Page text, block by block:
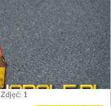
Zdjęć: 1